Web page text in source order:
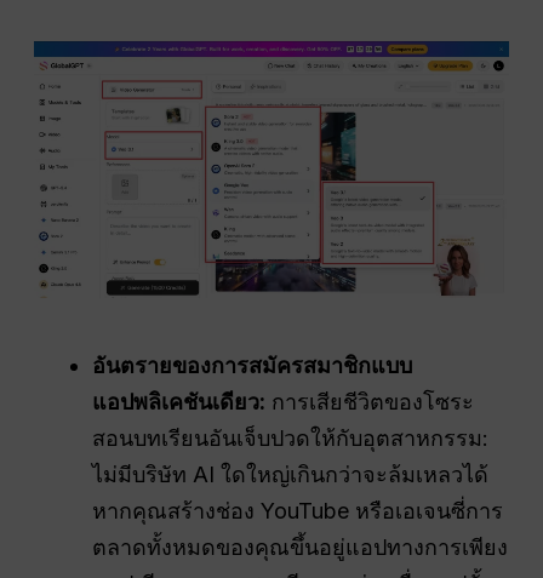
อันตรายของการสมัครสมาชิกแบบ
แอปพลิเคชันเดียว: การเสียชีวิตของโซระ
สอนบทเรียนอันเจ็บปวดให้กับอุตสาหกรรม:
ไม่มีบริษัท AI ใดใหญ่เกินกว่าจะล้มเหลวได้
หากคุณสร้างช่อง YouTube หรือเอเจนซี่การ
ตลาดทั้งหมดของคุณขึ้นอยู่แอปทางการเพียง